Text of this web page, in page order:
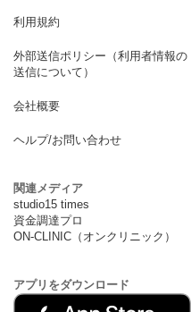
利用規約
外部送信ポリシー（利用者情報の
送信について）
会社概要
ヘルプ/お問い合わせ
関連メディア
studio15 times
資金調達プロ
ON-CLINIC（オンクリニック）
アプリをダウンロード